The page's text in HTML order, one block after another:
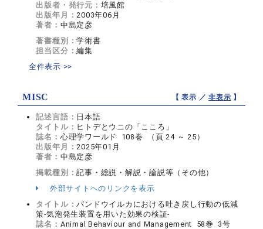
出版者・発行元： 培風館
出版年月：2003年06月
著者： 中島定彦
著書種別：学術書
担当区分：編集
全件表示 >>
MISC 【 表示 ／非表示 】
記述言語： 日本語
タイトル： ヒトデとウニの「こころ」
誌名： 心理学ワールド 108巻 （頁 24 ～ 25）
出版年月：2025年01月
著者： 中島定彦
掲載種別：記事・総説・解説・論説等（その他）
外部サイトへのリンクを表示
タイトル：バンドウイルカにおける吐き戻し行動の低減
策-気泡発生装置を用いた効果の検証-
誌名： Animal Behaviour and Management 58巻 3号